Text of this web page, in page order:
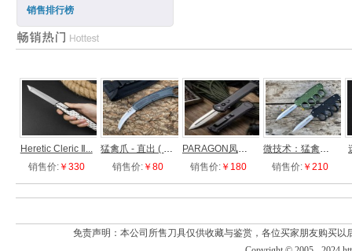
销售排行榜
Heretic Cleric Ⅱ...
销售价:￥330
猛禽爪 - 直出 ( 镜光 )
销售价:￥80
PARAGON凤凰自动直跳刀
销售价: ￥180
微技术：猛禽尖刺
销售价:￥210
免责声明：本公司所售刀具仅供收藏与鉴赏，各位买家朋友购买